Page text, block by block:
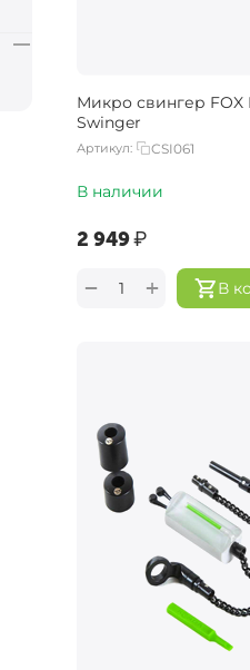
Микро свингер FOX
Swinger
Артикул: CSI061
В наличии
‍2 949‍₽
В
+
−